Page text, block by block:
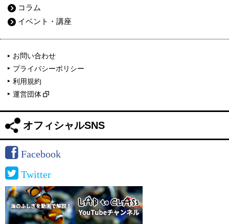
コラム
イベント・講座
お問い合わせ
プライバシーポリシー
利用規約
運営団体
オフィシャルSNS
Facebook
Twitter